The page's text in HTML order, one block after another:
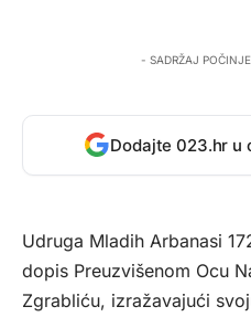
- SADRŽAJ
Dodajte 023.hr u
Udruga Mladih Arbanasi
dopis Preuzvišenom Ocu
Zgrabliću, izražavajući